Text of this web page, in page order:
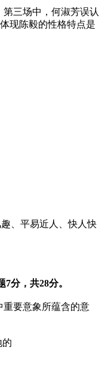
三场中，何淑芳误认
现陈毅的性格特点是
、平易近人、快人快
7分，共28分。
重要意象所蕴含的意
的